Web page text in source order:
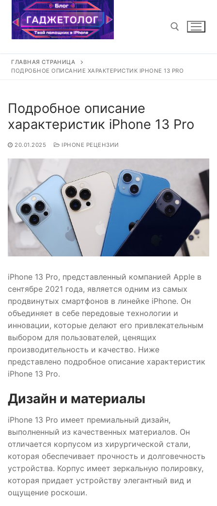
Перейти
содержимому
Найти:
ГЛАВНАЯ СТРАНИЦА
ПОДРОБНОЕ ОПИСАНИЕ ХАРАКТЕРИСТИК IPHONE 13 PRO
Подробное описание
характеристик iPhone 13 Pro
20.01.2025 IPHONE РЕЦЕНЗИИ
iPhone 13 Pro, представленный компанией Apple в
сентябре 2021 года, является одним из самых
продвинутых смартфонов в линейке iPhone. Он
объединяет в себе передовые технологии и
инновации, которые делают его привлекательным
выбором для пользователей, ценящих
производительность и качество. Ниже
представлено подробное описание характеристик
iPhone 13 Pro.
Дизайн и материалы
iPhone 13 Pro имеет премиальный дизайн,
выполненный из качественных материалов. Он
отличается корпусом из хирургической стали,
которая обеспечивает прочность и долговечность
устройства. Корпус имеет зеркальную полировку,
которая придает устройству элегантный вид и
ощущение роскоши.